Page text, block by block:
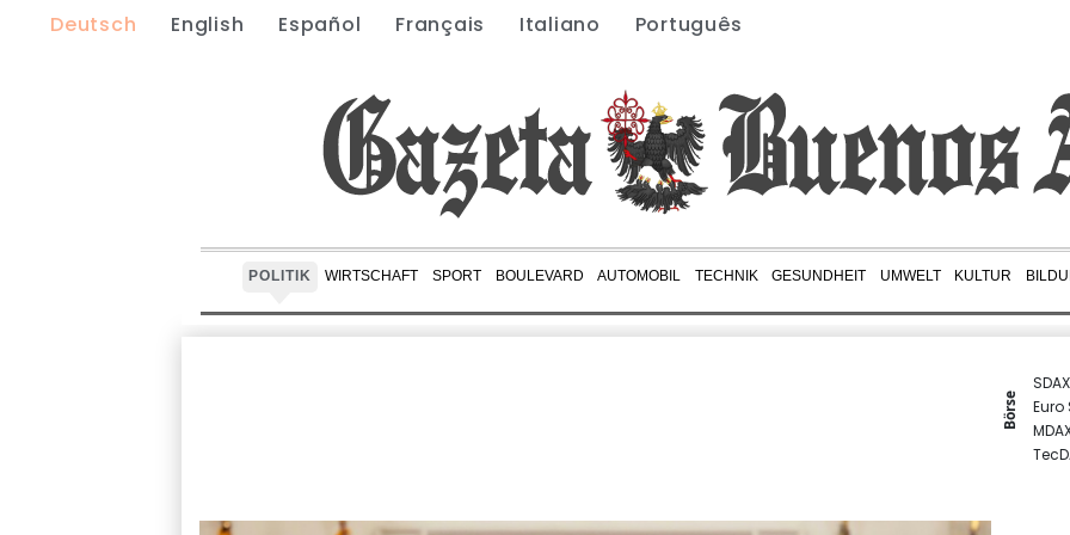
Deutsch English Español Français Italiano Português
POLITIK WIRTSCHAFT SPORT BOULEVARD AUTOMOBIL TECHNIK GESUNDHEIT UMWELT KULTUR
Börse
SDAX
Euro